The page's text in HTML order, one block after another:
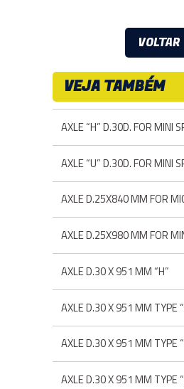
VOLTAR
VEJA TAMBÉM
AXLE “H” D.30D. FOR MINI
AXLE “U” D.30D. FOR MINI
AXLE D.25X840 MM FOR
AXLE D.25X980 MM FOR
AXLE D.30 X 951 MM “H”
AXLE D.30 X 951 MM TYPE
AXLE D.30 X 951 MM TYPE
AXLE D.30 X 951 MM TYPE